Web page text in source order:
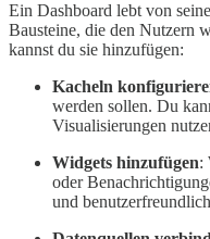
Ein Dashboard lebt von
Bausteine, die den Nutzern
kannst du sie hinzufügen:
Kacheln
werden sollen. Du
Visualisierungen
Widgets hinzufügen:
oder
und